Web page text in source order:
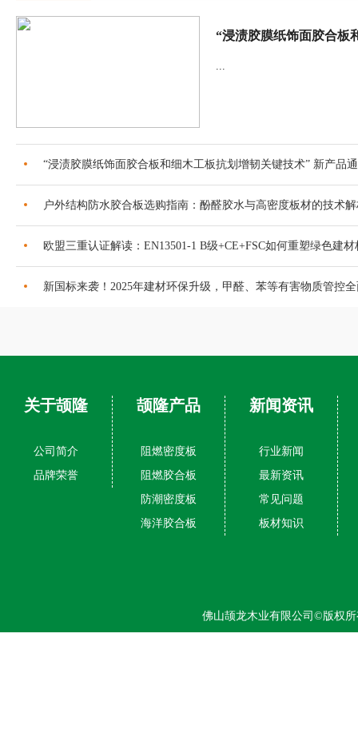
...
“浸渍胶膜纸饰面胶合板和细木工板抗划增韧关键技术” 新产品
户外结构防水胶合板选购指南：酚醛胶水与高密度板材的技术
欧盟三重认证解读：EN13501-1 B级+CE+FSC如何重塑绿色建材
新国标来袭！2025年建材环保升级，甲醛、苯等有害物质管控
关于颉隆
公司简介
品牌荣誉
颉隆产品
阻燃密度板
阻燃胶合板
防潮密度板
海洋胶合板
新闻资讯
行业新闻
最新资讯
常见问题
板材知识
佛山颉龙木业有限公司©版权